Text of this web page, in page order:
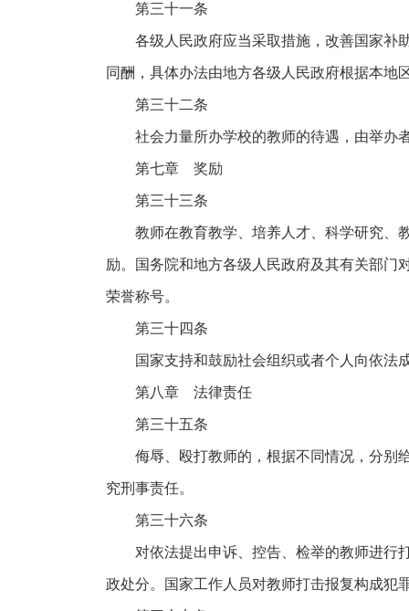
第三十一条
各级人民政府应当采取措施，改善国家补
同酬，具体办法由地方各级人民政府根据本地
第三十二条
社会力量所办学校的教师的待遇，由举办
第七章 奖励
第三十三条
教师在教育教学、培养人才、科学研究、
励。国务院和地方各级人民政府及其有关部门
荣誉称号。
第三十四条
国家支持和鼓励社会组织或者个人向依法
第八章 法律责任
第三十五条
侮辱、殴打教师的，根据不同情况，分别
究刑事责任。
第三十六条
对依法提出申诉、控告、检举的教师进行
政处分。国家工作人员对教师打击报复构成犯